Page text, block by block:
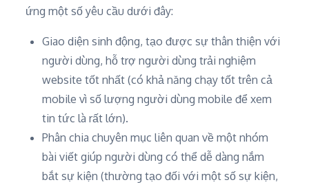
ứng một số yêu cầu dưới đây:
Giao diện sinh động, tạo được sự thân thiện với
người dùng, hỗ trợ người dùng trải nghiệm
website tốt nhất (có khả năng chạy tốt trên cả
mobile vì số lượng người dùng mobile để xem
tin tức là rất lớn).
Phân chia chuyên mục liên quan về một nhóm
bài viết giúp người dùng có thể dễ dàng nắm
bắt sự kiện (thường tạo đối với một số sự kiện,